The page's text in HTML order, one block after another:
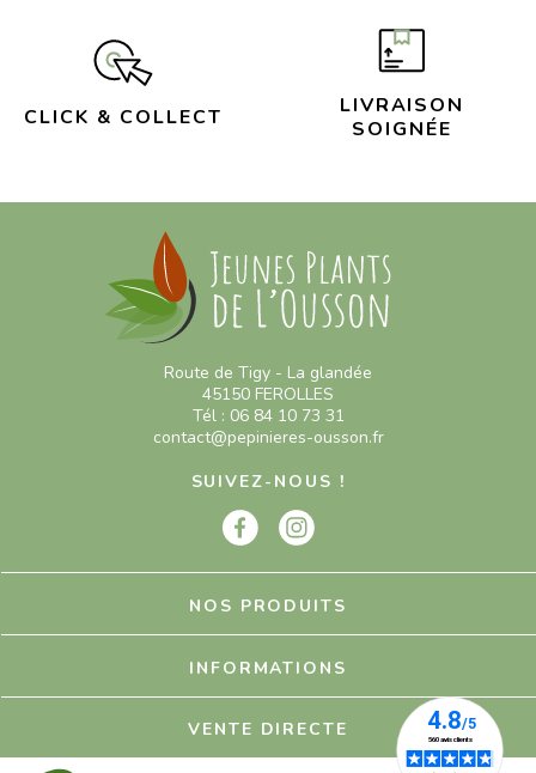
CLICK & COLLECT
LIVRAISON
SOIGNÉE
Route de Tigy - La glandée
45150 FEROLLES
Tél : 06 84 10 73 31
contact@pepinieres-ousson.fr
SUIVEZ-NOUS !
NOS PRODUITS
INFORMATIONS
VENTE DIRECTE